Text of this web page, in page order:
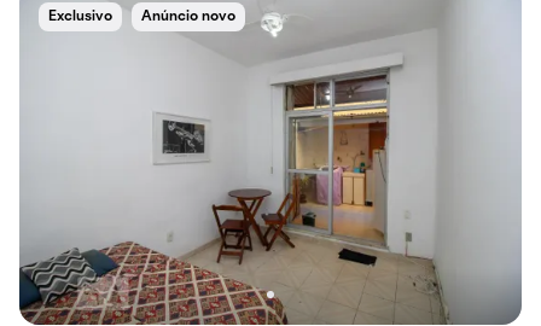
Exclusivo Anúncio novo